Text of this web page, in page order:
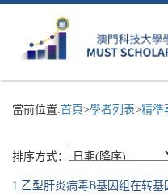
當前位置:首頁>學者列表>精準
排序方式：
1.乙型肝炎病毒B基因组在转基